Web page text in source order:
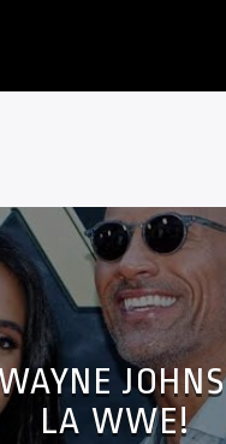
LA WWE!